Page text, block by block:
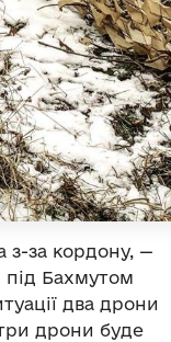
з-за кордону, —
під Бахмутом
два дрони
дрони буде